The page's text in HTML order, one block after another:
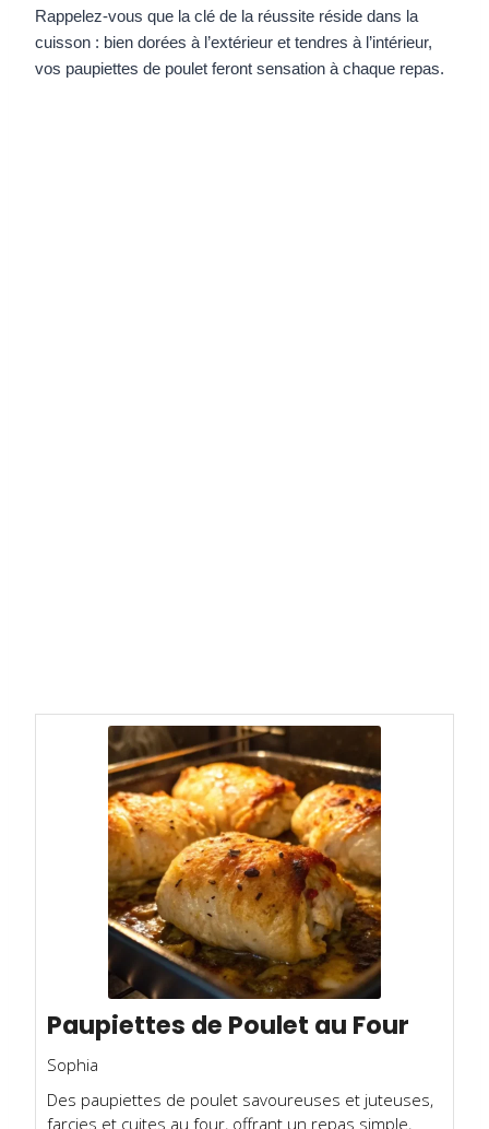
Rappelez-vous que la clé de la réussite réside dans la
cuisson : bien dorées à l’extérieur et tendres à l’intérieur,
vos paupiettes de poulet feront sensation à chaque repas.
Paupiettes de Poulet au Four
Sophia
Des paupiettes de poulet savoureuses et juteuses,
farcies et cuites au four, offrant un repas simple,